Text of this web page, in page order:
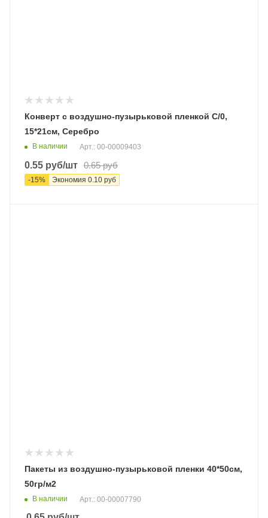
Конверт с воздушно-пузырьковой пленкой С/0,
15*21см, Серебро
В наличии Арт.: 00-00009403
0.55 руб/шт 0.65руб
-15% Экономия 0.10 руб
Пакеты из воздушно-пузырьковой пленки 40*50cм,
50гр/м2
В наличии Арт.: 00-00007790